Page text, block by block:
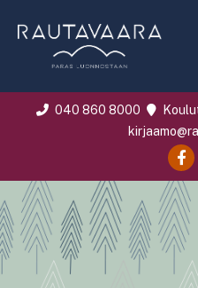
040 860 8000